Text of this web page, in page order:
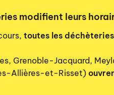
modifient leurs
toutes les
Grenoble-Jacquard,
Allières-et-Risset)